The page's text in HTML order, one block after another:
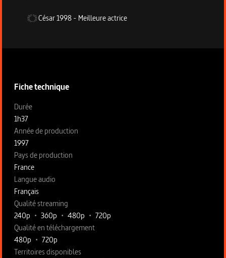
César1998- Meilleure actrice
Fiche technique
Fiche technique section gauche
Durée
1h37
Année de production
1997
Pays de production
France
Langue audio
Français
Qualité streaming
240p • 360p • 480p • 720p
Qualité en téléchargement
480p • 720p
Territoires disponibles